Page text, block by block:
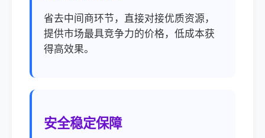
省去中间商环节，直接对接优质资源，
提供市场最具竞争力的价格，低成本获
得高效果。
安全稳定保障